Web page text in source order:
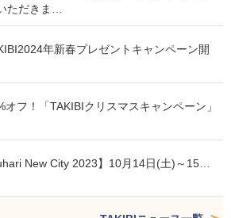
ただきま…
年新春プレゼントキャンペーン開
フ！「TAKIBIクリスマスキャンペーン」
New City 2023】10月14日(土)～15…